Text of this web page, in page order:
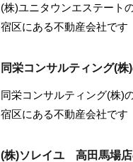
(株)ユニタウンエステート
宿区にある不動産会社です
同栄コンサルティング(
同栄コンサルティング(株)
宿区にある不動産会社です
(株)ソレイユ 高田馬場店